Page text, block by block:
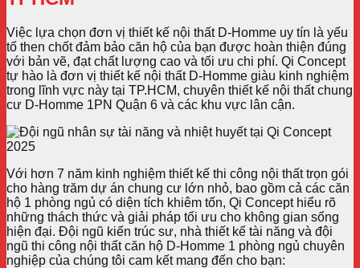
Việc lựa chọn đơn vị thiết kế nội thất D-Homme uy tín là yếu
tố then chốt đảm bảo căn hộ của bạn được hoàn thiện đúng
với bản vẽ, đạt chất lượng cao và tối ưu chi phí. Qi Concept
tự hào là đơn vị thiết kế nội thất D-Homme giàu kinh nghiệm
trong lĩnh vực này tại TP.HCM, chuyên thiết kế nội thất chung
cư D-Homme 1PN Quận 6 và các khu vực lân cận.
Với hơn 7 năm kinh nghiệm thiết kế thi công nội thất trọn gói
cho hàng trăm dự án chung cư lớn nhỏ, bao gồm cả các căn
hộ 1 phòng ngủ có diện tích khiêm tốn, Qi Concept hiểu rõ
những thách thức và giải pháp tối ưu cho không gian sống
hiện đại. Đội ngũ kiến trúc sư, nhà thiết kế tài năng và đội
ngũ thi công nội thất căn hộ D-Homme 1 phòng ngủ chuyên
nghiệp của chúng tôi cam kết mang đến cho bạn: